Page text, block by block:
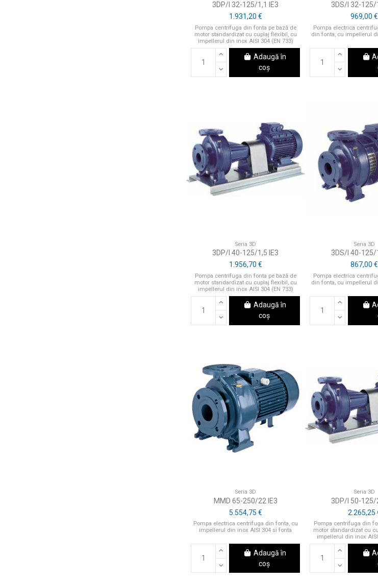
3DP/I 32-125/1,1 IE3
1.931,20 €
Pompa centrifuga din fonta pe bază de
motor standardizat cu cuplaj flexibil, cu
impellerul din inox AISI 304 (EN 733)
Adaugă în
coș
3DS/I 32-125/
969,00 €
Pompa electrica
din fonta, cu impellerul
Seria 3D
3DP/I 40-125/1,5 IE3
1.956,70 €
Pompa centrifuga din fonta pe bază de
motor standardizat cu cuplaj flexibil, cu
impellerul din inox AISI 304 (EN 733)
Adaugă în
coș
Seria 3D
3DS/I 40-125/
867,00 €
Pompa electrica
din fonta, cu impellerul
Seria 3D
MMD 65-250/22 IE3
5.554,75 €
Pompa electrica centrifuga din fonta, cu
impellerul din inox AISI 304 si fonta
Adaugă în
coș
Seria 3D
3DP/I 50-125/
2.265,25
Pompa centrifuga din
motor standardizat cu
impellerul din inox AISI